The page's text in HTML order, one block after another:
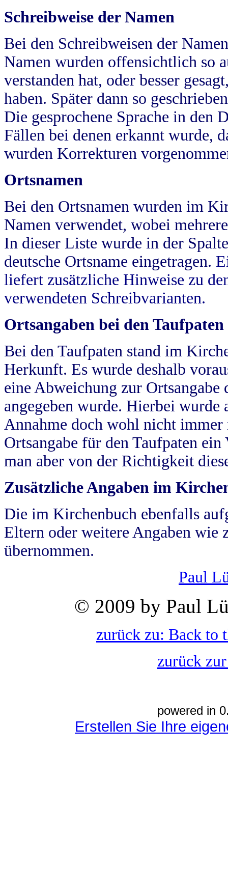
Schreibweise der Namen
Bei den Schreibweisen der
Namen wurden offensichtlich so
verstanden hat, oder besser
haben. Später dann so
Die gesprochene Sprache in
Fällen bei denen erkannt wurde,
wurden Korrekturen
Ortsnamen
Bei den Ortsnamen wurden im
Namen verwendet, wobei
In dieser Liste wurde in der
deutsche Ortsname eingetragen.
liefert zusätzliche Hinweise zu
verwendeten Schreibvarianten.
Ortsangaben bei den Taufpaten
Bei den Taufpaten stand im
Herkunft. Es wurde deshalb
eine Abweichung zur
angegeben wurde. Hierbei wurde
Annahme doch wohl nicht
Ortsangabe für den Taufpaten
man aber von der Richtigkeit
Zusätzliche Angaben im
Die im Kirchenbuch ebenfalls
Eltern oder weitere Angaben wie
übernommen.
Paul
© 2009 by Paul
zurück zu: Back to
zurück
powered in
Erstellen Sie Ihre